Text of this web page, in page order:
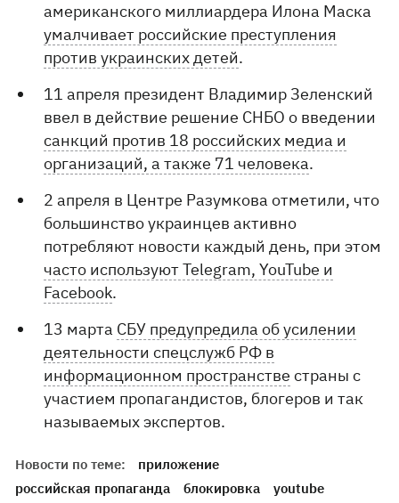
американского миллиардера Илона Маска
умалчивает российские преступления
против украинских детей.
11 апреля президент Владимир Зеленский
ввел в действие решение СНБО о введении
санкций против 18 российских медиа и
организаций, а также 71 человека.
2 апреля в Центре Разумкова отметили, что
большинство украинцев активно
потребляют новости каждый день, при этом
часто используют Telegram, YouTube и
Facebook.
13 марта СБУ предупредила об усилении
деятельности спецслужб РФ в
информационном пространстве страны с
участием пропагандистов, блогеров и так
называемых экспертов.
Новости по теме:
приложение
российская пропаганда
блокировка
youtube